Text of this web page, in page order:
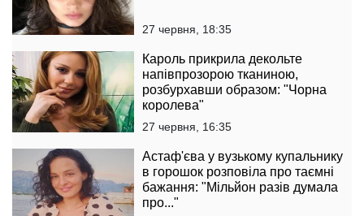
27 червня, 18:35
Кароль прикрила декольте
напівпрозорою тканиною,
розбурхавши образом: "Чорна
королева"
27 червня, 16:35
Астаф'єва у вузькому купальнику
в горошок розповіла про таємні
бажання: "Мільйон разів думала
про..."